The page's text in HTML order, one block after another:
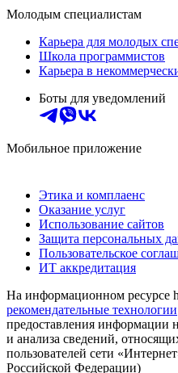
Молодым специалистам
Карьера для молодых
Школа программистов
Карьера в
Боты для уведомлений
Мобильное приложение
Этика и комплаенс
Оказание услуг
Использование сайтов
Защита персональных
Пользовательское
ИТ аккредитация
На информационном ресурсе
рекомендательные технологии
предоставления информации
и анализа сведений,
пользователей сети
Российской Федерации)